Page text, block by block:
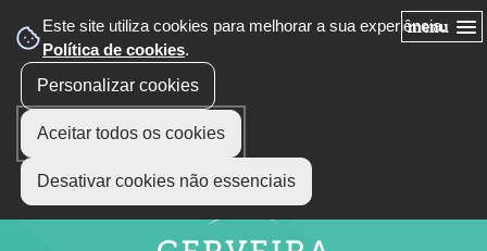
Este site utiliza cookies para melhorar a sua experiência.
Política de cookies.
Personalizar cookies
Aceitar todos os cookies
Desativar cookies não essenciais
menu